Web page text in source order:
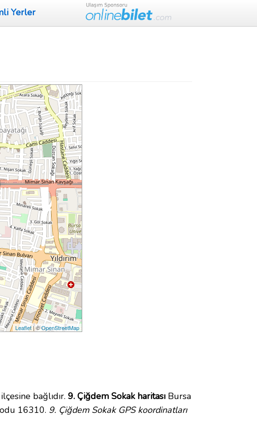
Yerler
Leaflet| ©OpenStreetMap
bağlıdır. 9. Çiğdem Sokak haritası Bursa
16310. 9. Çiğdem Sokak GPS koordinatları